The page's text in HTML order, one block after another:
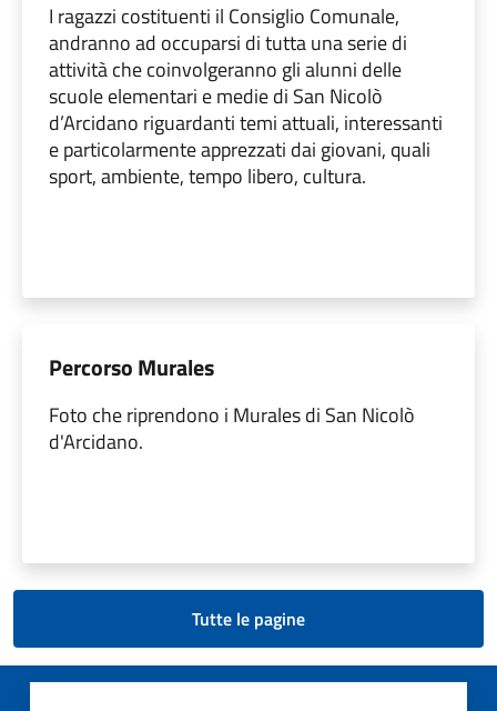
I ragazzi costituenti il Consiglio Comunale,
andranno ad occuparsi di tutta una serie di
attività che coinvolgeranno gli alunni delle
scuole elementari e medie di San Nicolò
d’Arcidano riguardanti temi attuali, interessanti
e particolarmente apprezzati dai giovani, quali
sport, ambiente, tempo libero, cultura.
Percorso Murales
Foto che riprendono i Murales di San Nicolò
d'Arcidano.
Tutte le pagine